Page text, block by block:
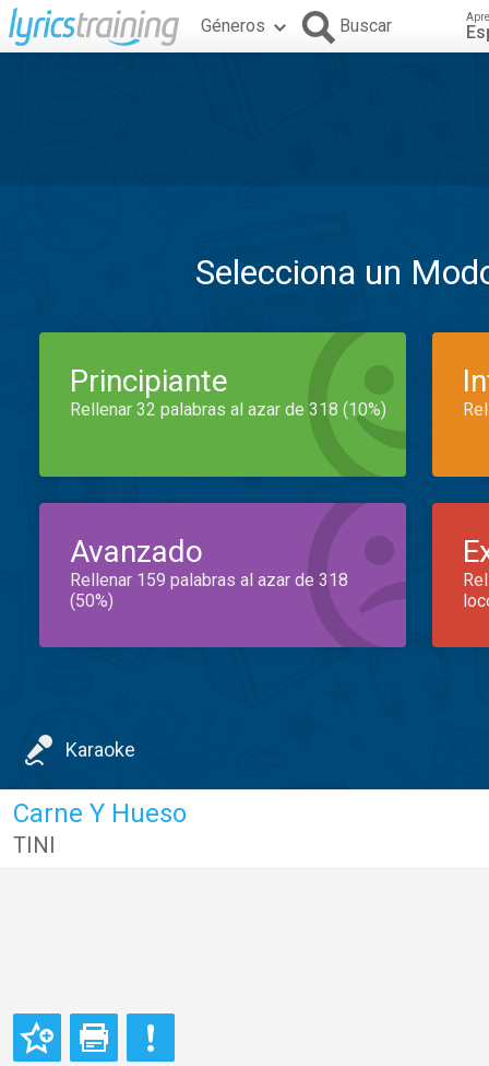
Géneros Buscar
Selecciona un
Principiante
Rellenar 32 palabras al azar de 318 (10%)
Avanzado
Rellenar 159 palabras al azar de 318
(50%)
Karaoke
Carne Y Hueso
TINI